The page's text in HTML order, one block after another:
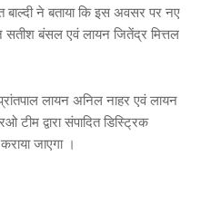
बाल्दी ने बताया कि इस अवसर पर नए
सतीश बंसल एवं लायन जितेंद्र मित्तल
लायन अनिल नाहर एवं लायन
द्वारा संपादित डिस्ट्रिक
जाएगा ।